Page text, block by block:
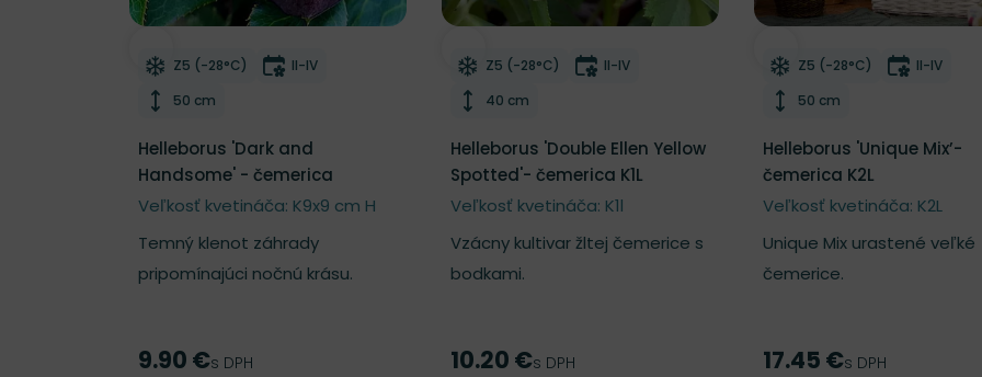
Odober do zoznamu želaní
Mrazuvzdornosť
Z5 (-28°C) Doba kvitnutia
II-IV
Výška rastliny
50 cm
Helleborus 'Dark and
Handsome' - čemerica
Veľkosť kvetináča: K9x9 cm H
Temný klenot záhrady
pripomínajúci nočnú krásu.
Cena
9.90 €s DPH
Odober do zoznamu želaní
Mrazuvzdornosť
Z5 (-28°C) Doba kvitnutia
II-IV
Výška rastliny
40 cm
Helleborus 'Double Ellen Yellow
Spotted'- čemerica K1L
Veľkosť kvetináča: K1l
Vzácny kultivar žltej čemerice s
bodkami.
Cena
10.20 €s DPH
Odober do zoznamu želaní
Mrazuvzdornosť
Z5 (-28°C) Doba
II-IV
Výška rastliny
50 cm
Helleborus 'Unique Mix’-
čemerica K2L
Veľkosť kvetináča: K2L
Unique Mix urastené veľké
čemerice.
Cena
17.45 €s DPH